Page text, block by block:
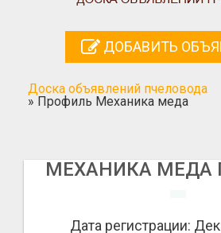
Добавить объявление
Поиск
ДОБАВИТЬ
Доска объявлений пчеловода
» Профиль Механика меда
МЕХАНИКА МЕДА
Дата регистрации: